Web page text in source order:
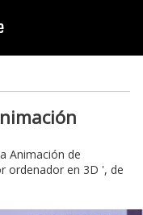
Animación de
ordenador en 3D ', de